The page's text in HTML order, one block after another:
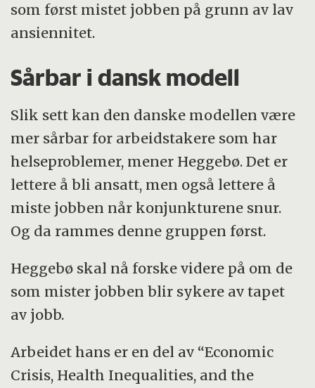
som først mistet jobben på grunn av lav
ansiennitet.
Sårbar i dansk modell
Slik sett kan den danske modellen være
mer sårbar for arbeidstakere som har
helseproblemer, mener Heggebø. Det er
lettere å bli ansatt, men også lettere å
miste jobben når konjunkturene snur.
Og da rammes denne gruppen først.
Heggebø skal nå forske videre på om de
som mister jobben blir sykere av tapet
av jobb.
Arbeidet hans er en del av “Economic
Crisis, Health Inequalities, and the